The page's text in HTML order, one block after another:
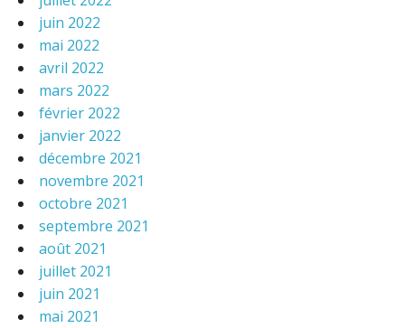
juin 2022
mai 2022
avril 2022
mars 2022
février 2022
janvier 2022
décembre 2021
novembre 2021
octobre 2021
septembre 2021
août 2021
juillet 2021
juin 2021
mai 2021